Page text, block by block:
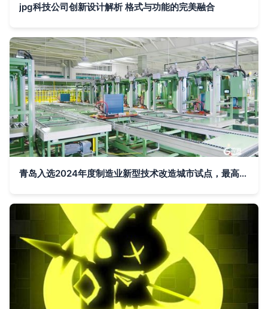
jpg科技公司创新设计解析 格式与功能的完美融合
青岛入选2024年度制造业新型技术改造城市试点，最高获批3亿元中央支持资金